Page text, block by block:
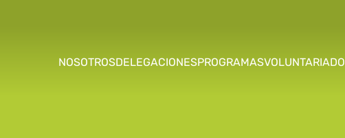
NOSOTROSDELEGACIONESPROGRAMASVOLUNTARIADO